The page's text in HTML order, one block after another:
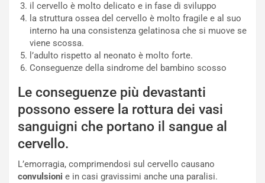
il cervello è molto delicato e in fase di sviluppo
la struttura ossea del cervello è molto fragile e al suo
interno ha una consistenza gelatinosa che si muove se
viene scossa.
l’adulto rispetto al neonato è molto forte.
Conseguenze della sindrome del bambino scosso
Le conseguenze più devastanti
possono essere la rottura dei vasi
sanguigni che portano il sangue al
cervello.
L’emorragia, comprimendosi sul cervello causano
convulsioni e in casi gravissimi anche una paralisi.